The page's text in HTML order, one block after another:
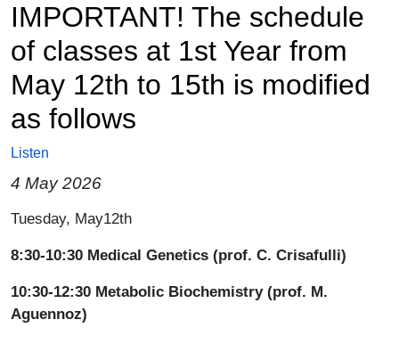
IMPORTANT! The schedule
of classes at 1st Year from
May 12th to 15th is modified
as follows
Listen
4 May 2026
Paragrafo
Tuesday, May12th
8:30-10:30 Medical Genetics (prof. C. Crisafulli)
10:30-12:30 Metabolic Biochemistry (prof. M.
Aguennoz)